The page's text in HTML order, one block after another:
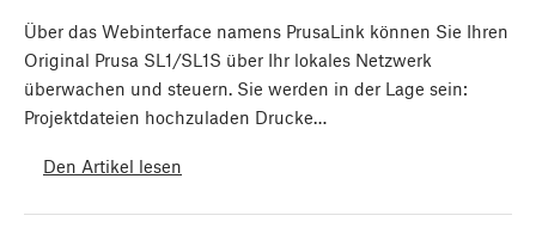
Über das Webinterface namens PrusaLink können Sie Ihren
Original Prusa SL1/SL1S über Ihr lokales Netzwerk
überwachen und steuern. Sie werden in der Lage sein:
Projektdateien hochzuladen Drucke…
Den Artikel lesen